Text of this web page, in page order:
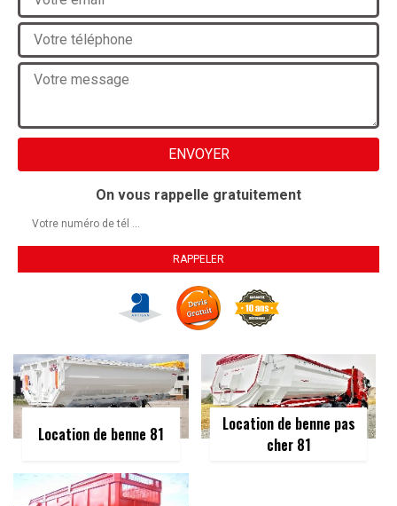
On vous rappelle gratuitement
Location de benne 81
Location de benne pas
cher 81